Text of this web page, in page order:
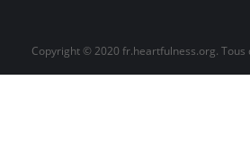
Copyright © 2020 fr.heartfulness.org. Tous